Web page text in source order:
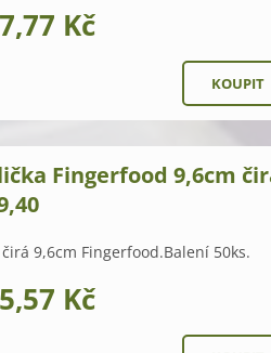
Kč
Fingerfood 9,6cm
9,6cm Fingerfood.Balení 50ks.
Kč